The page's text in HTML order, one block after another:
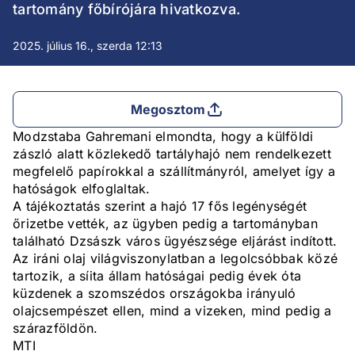
tartomány főbírójára hivatkozva.
2025. július 16., szerda 12:13
Megosztom
Modzstaba Gahremani elmondta, hogy a külföldi
zászló alatt közlekedő tartályhajó nem rendelkezett
megfelelő papírokkal a szállítmányról, amelyet így a
hatóságok elfoglaltak.
A tájékoztatás szerint a hajó 17 fős legénységét
őrizetbe vették, az ügyben pedig a tartományban
található Dzsászk város ügyészsége eljárást indított.
Az iráni olaj világviszonylatban a legolcsóbbak közé
tartozik, a síita állam hatóságai pedig évek óta
küzdenek a szomszédos országokba irányuló
olajcsempészet ellen, mind a vizeken, mind pedig a
szárazföldön.
MTI